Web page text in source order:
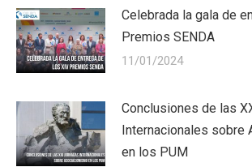
Celebrada la gala de
Premios SENDA
11/01/2024
Conclusiones de las
Internacionales sobre
en los PUM